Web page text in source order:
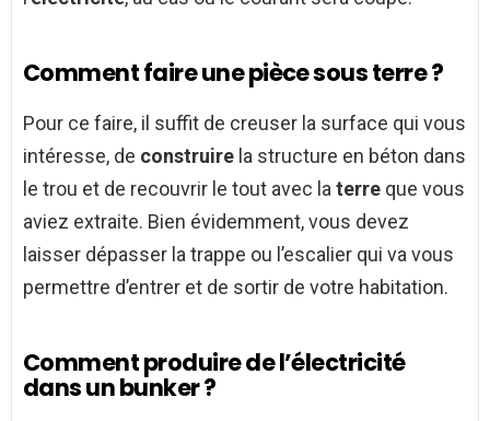
Comment faire une pièce sous terre ?
Pour ce faire, il suffit de creuser la surface qui vous
intéresse, de construire la structure en béton dans
le trou et de recouvrir le tout avec laterre que vous
aviez extraite. Bien évidemment, vous devez
laisser dépasser la trappe ou l’escalier qui va vous
permettre d’entrer et de sortir de votre habitation.
Comment produire de l’électricité
dans un bunker ?